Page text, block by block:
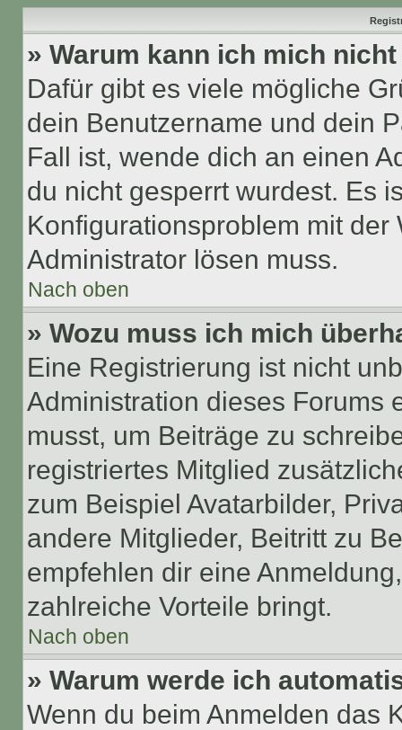
» Warum kann ich mich
Dafür gibt es viele mögliche
dein Benutzername und dein
Fall ist, wende dich an einen
du nicht gesperrt wurdest. Es
Konfigurationsproblem mit
Administrator lösen muss.
Nach oben
» Wozu muss ich mich
Eine Registrierung ist nicht
Administration dieses Forums
musst, um Beiträge zu
registriertes Mitglied
zum Beispiel Avatarbilder,
andere Mitglieder, Beitritt zu
empfehlen dir eine
zahlreiche Vorteile bringt.
Nach oben
» Warum werde ich
Wenn du beim Anmelden das